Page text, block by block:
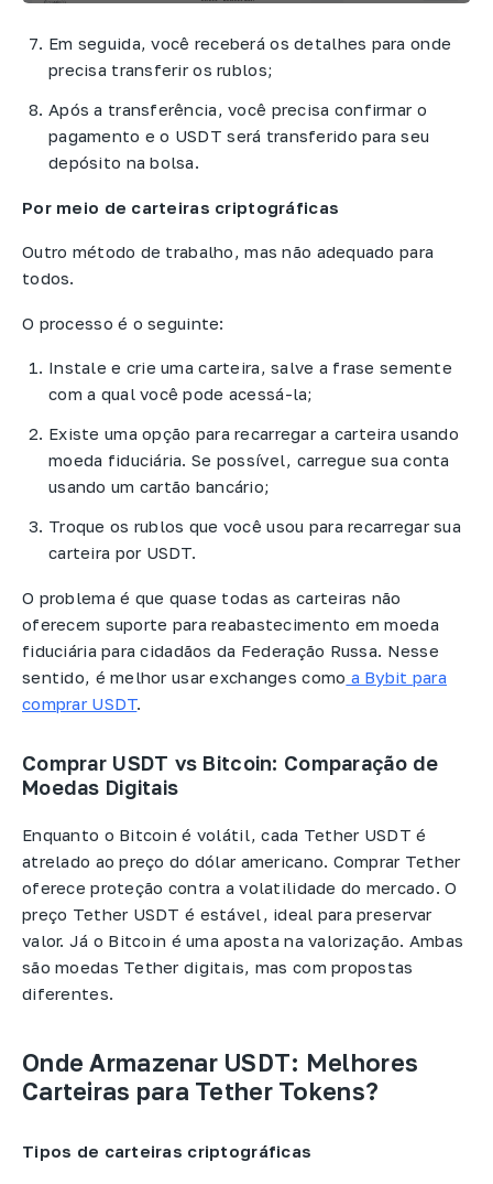
Em seguida, você receberá os detalhes para onde
precisa transferir os rublos;
Após a transferência, você precisa confirmar o
pagamento e o USDT será transferido para seu
depósito na bolsa.
Por meio de carteiras criptográficas
Outro método de trabalho, mas não adequado para
todos.
O processo é o seguinte:
Instale e crie uma carteira, salve a frase semente
com a qual você pode acessá-la;
Existe uma opção para recarregar a carteira usando
moeda fiduciária. Se possível, carregue sua conta
usando um cartão bancário;
Troque os rublos que você usou para recarregar sua
carteira por USDT.
O problema é que quase todas as carteiras não
oferecem suporte para reabastecimento em moeda
fiduciária para cidadãos da Federação Russa. Nesse
sentido, é melhor usar exchanges como a Bybit para
comprar USDT.
Comprar USDT vs Bitcoin: Comparação de
Moedas Digitais
Enquanto o Bitcoin é volátil, cada Tether USDT é
atrelado ao preço do dólar americano. Comprar Tether
oferece proteção contra a volatilidade do mercado. O
preço Tether USDT é estável, ideal para preservar
valor. Já o Bitcoin é uma aposta na valorização. Ambas
são moedas Tether digitais, mas com propostas
diferentes.
Onde Armazenar USDT: Melhores
Carteiras para Tether Tokens?
Tipos de carteiras criptográficas